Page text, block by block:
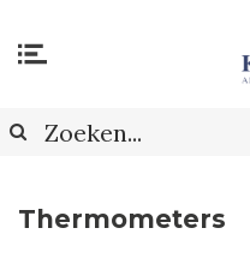
Thermometers